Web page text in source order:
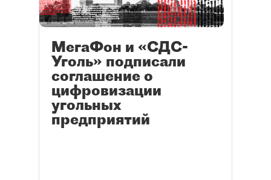
МегаФон и «СДС-
Уголь» подписали
соглашение о
цифровизации
угольных
предприятий